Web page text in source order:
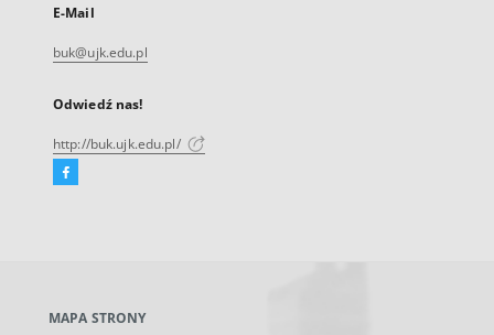
E-Mail
buk@ujk.edu.pl
Odwiedź nas!
http://buk.ujk.edu.pl/
Facebook
karcie
MAPA STRONY